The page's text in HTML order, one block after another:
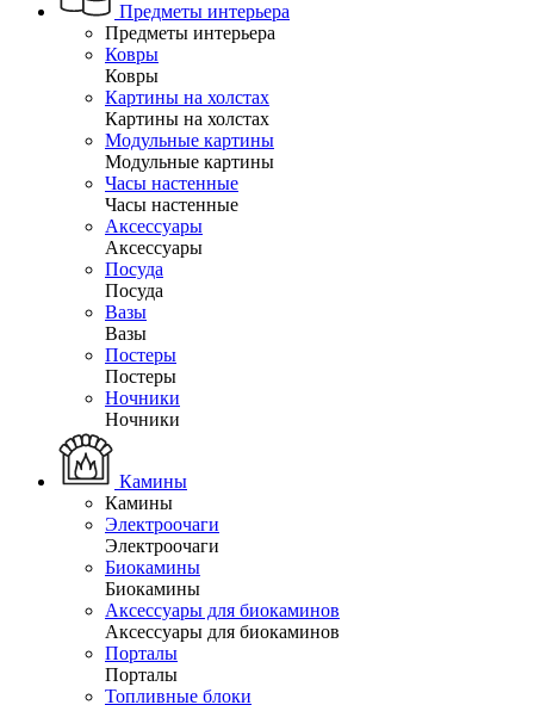
Предметы интерьера
Предметы интерьера
Ковры
Ковры
Картины на холстах
Картины на холстах
Модульные картины
Модульные картины
Часы настенные
Часы настенные
Аксессуары
Аксессуары
Посуда
Посуда
Вазы
Вазы
Постеры
Постеры
Ночники
Ночники
Камины
Камины
Электроочаги
Электроочаги
Биокамины
Биокамины
Аксессуары для биокаминов
Аксессуары для биокаминов
Порталы
Порталы
Топливные блоки